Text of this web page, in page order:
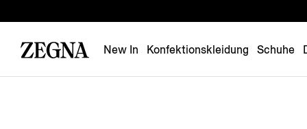
New In Konfektionskleidung Schuhe